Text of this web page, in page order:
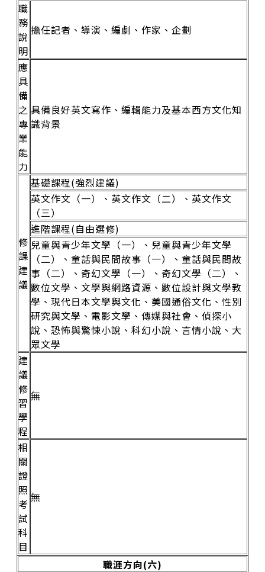
職
務
說
明
擔任記者、導演、編劇、作家、企劃
應
具
備
之
專
業
能
力
具備良好英文寫作、編輯能力及基本西方文化知
識背景
修
課
建
議
基礎課程(強烈建議)
英文作文（一）、英文作文（二）、英文作文
（三）
進階課程(自由選修)
兒童與青少年文學（一）、兒童與青少年文學
（二）、童話與民間故事（一）、童話與民間故
事（二）、奇幻文學（一）、奇幻文學（二）、
數位文學、文學與網路資源、數位設計與文學教
學、現代日本文學與文化、美國通俗文化、性別
研究與文學、電影文學、傳媒與社會、偵探小
說、恐怖與驚悚小說、科幻小說、言情小說、大
眾文學
建
議
修
習
學
程
無
相
關
證
照
考
試
科
目
無
職涯方向(六)